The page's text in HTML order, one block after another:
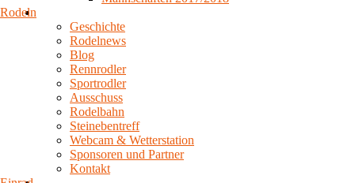
Rodeln
Geschichte
Rodelnews
Blog
Rennrodler
Sportrodler
Ausschuss
Rodelbahn
Steinebentreff
Webcam & Wetterstation
Sponsoren und Partner
Kontakt